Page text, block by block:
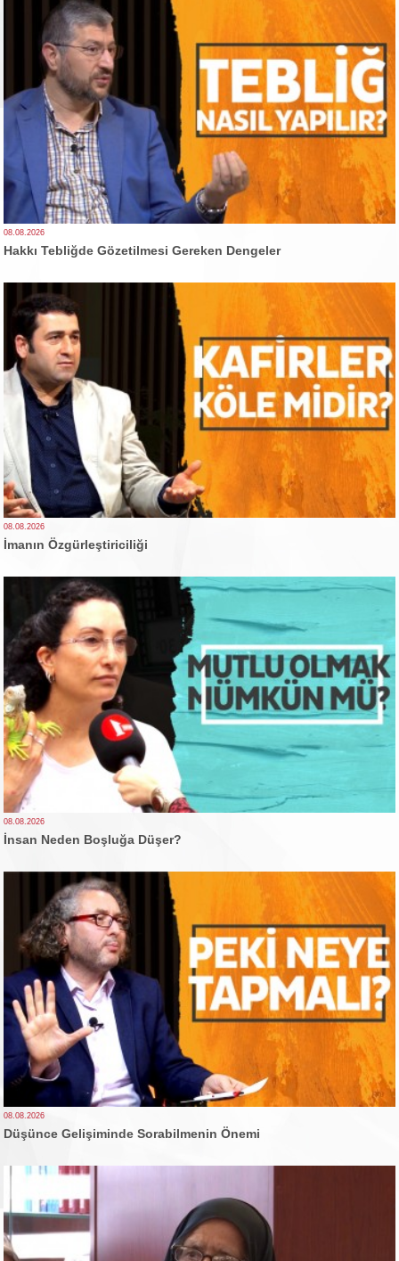
08.08.2026
Hakkı Tebliğde Gözetilmesi Gereken Dengeler
08.08.2026
İmanın Özgürleştiriciliği
08.08.2026
İnsan Neden Boşluğa Düşer?
08.08.2026
Düşünce Gelişiminde Sorabilmenin Önemi